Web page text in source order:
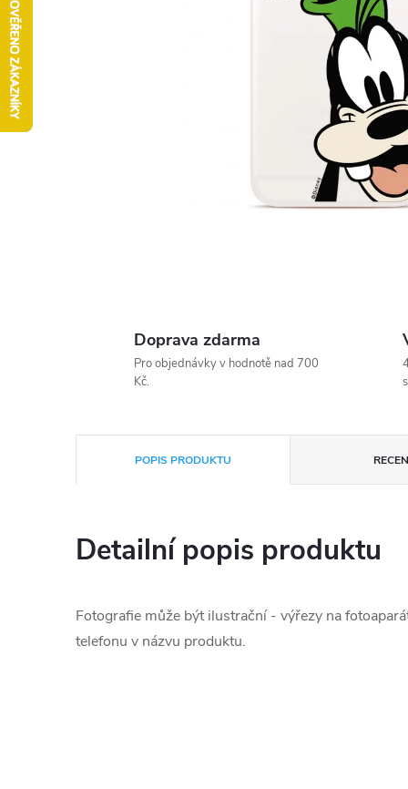
Doprava zdarma
Pro objednávky v hodnotě nad 700
Kč.
POPIS PRODUKTU
Detailní popis produktu
Fotografie může být ilustrační - výřezy na
telefonu v názvu produktu.